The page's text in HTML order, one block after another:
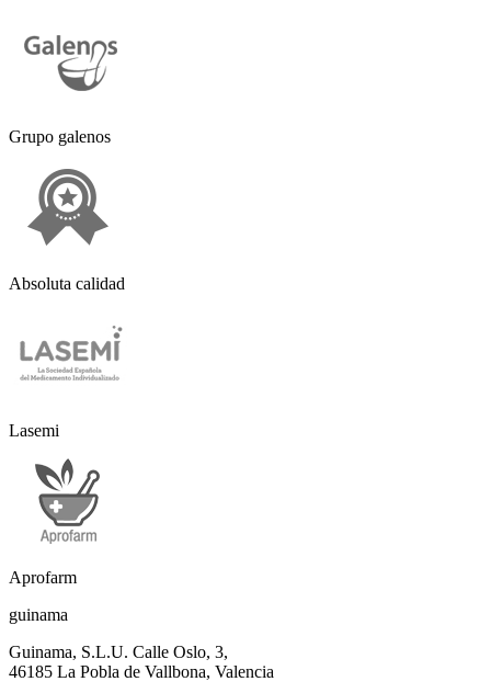
Grupo galenos
Absoluta calidad
Lasemi
Aprofarm
guinama
Guinama, S.L.U. Calle Oslo, 3,
46185 La Pobla de Vallbona, Valencia